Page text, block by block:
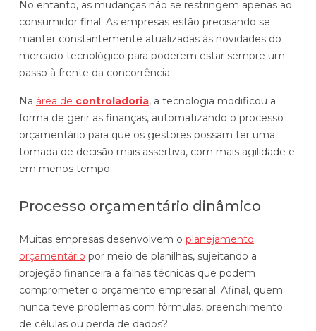
Plataforma Financeira com IA
Automatize planejamento, fechamento e
análises com inteligência artificial integrada.
Complexidade Alta
Empresas que faturam acima de R$200M por ano
Conheça o produto
No entanto, as mudanças não se restringem apenas ao
consumidor final. As empresas estão precisando se
manter constantemente atualizadas às novidades do
mercado tecnológico para poderem estar sempre um
passo à frente da concorrência.
Na área de controladoria, a tecnologia modificou a
forma de gerir as finanças, automatizando o processo
orçamentário para que os gestores possam ter uma
tomada de decisão mais assertiva, com mais agilidade e
em menos tempo.
Processo orçamentário dinâmico
Muitas empresas desenvolvem o planejamento
orçamentário por meio de planilhas, sujeitando a
projeção financeira a falhas técnicas que podem
comprometer o orçamento empresarial. Afinal, quem
nunca teve problemas com fórmulas, preenchimento
de células ou perda de dados?